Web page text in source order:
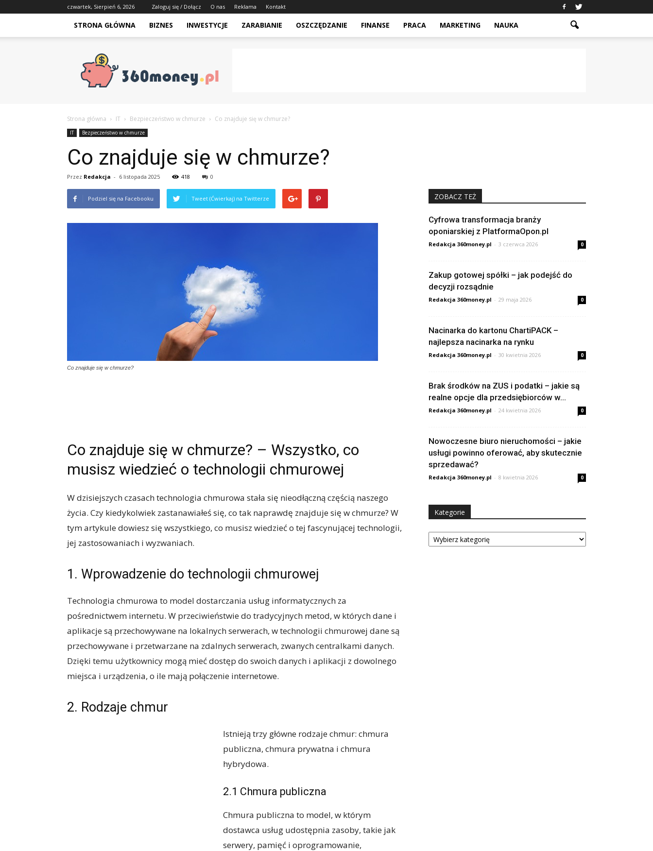
czwartek, Sierpień 6, 2026 Zaloguj się / Dołącz O nas Reklama Kontakt
STRONA GŁÓWNA BIZNES INWESTYCJE ZARABIANIE OSZCZĘDZANIE FINANSE PRACA MARKETING NAUKA
Strona główna IT Bezpieczeństwo w chmurze Co znajduje się w chmurze?
IT Bezpieczeństwo w chmurze
Co znajduje się w chmurze?
Przez Redakcja - 6 listopada 2025 418 0
Podziel się na Facebooku Tweet (Ćwierkaj) na Twitterze
Co znajduje się w chmurze?
Co znajduje się w chmurze? – Wszystko, co
musisz wiedzieć o technologii chmurowej
W dzisiejszych czasach technologia chmurowa stała się nieodłączną częścią naszego
życia. Czy kiedykolwiek zastanawiałeś się, co tak naprawdę znajduje się w chmurze? W
tym artykule dowiesz się wszystkiego, co musisz wiedzieć o tej fascynującej technologii,
jej zastosowaniach i wyzwaniach.
1. Wprowadzenie do technologii chmurowej
Technologia chmurowa to model dostarczania usług informatycznych za
pośrednictwem internetu. W przeciwieństwie do tradycyjnych metod, w których dane i
aplikacje są przechowywane na lokalnych serwerach, w technologii chmurowej dane są
przechowywane i przetwarzane na zdalnych serwerach, zwanych centralkami danych.
Dzięki temu użytkownicy mogą mieć dostęp do swoich danych i aplikacji z dowolnego
miejsca i urządzenia, o ile mają połączenie internetowe.
2. Rodzaje chmur
Istnieją trzy główne rodzaje chmur: chmura
publiczna, chmura prywatna i chmura
hybrydowa.
2.1 Chmura publiczna
Chmura publiczna to model, w którym
dostawca usług udostępnia zasoby, takie jak
serwery, pamięć i oprogramowanie,
ZOBACZ TEŻ
Cyfrowa transformacja branży
oponiarskiej z PlatformaOpon.pl
Redakcja 360money.pl - 3 czerwca 2026 0
Zakup gotowej spółki – jak podejść do
decyzji rozsądnie
Redakcja 360money.pl - 29 maja 2026 0
Nacinarka do kartonu ChartiPACK –
najlepsza nacinarka na rynku
Redakcja 360money.pl - 30 kwietnia 2026 0
Brak środków na ZUS i podatki – jakie są
realne opcje dla przedsiębiorców w...
Redakcja 360money.pl - 24 kwietnia 2026 0
Nowoczesne biuro nieruchomości – jakie
usługi powinno oferować, aby skutecznie
sprzedawać?
Redakcja 360money.pl - 8 kwietnia 2026 0
Kategorie
Kategorie